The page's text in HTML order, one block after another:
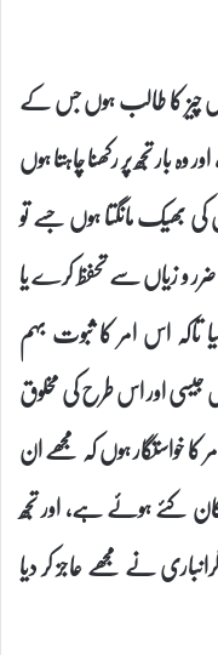
چیز کا طالب ہوں جس کے
بار تجھ پر رکھنا چاہتا ہوں
کی بھیک مانگتا ہوں جسے تو
و زیاں سے تحفظ کرے یا
تاکہ اس امر کا ثبوت بہم
اور اس طرح کی مخلوق
کا خواستگار ہوں کہ مجھے ان
کئے ہوئے ہے، اور تجھ
نے مجھے عاجز کر دیا